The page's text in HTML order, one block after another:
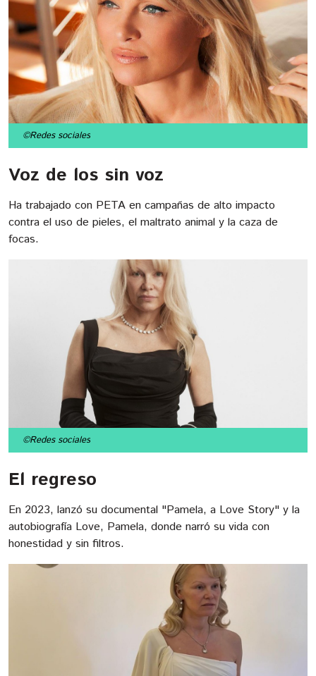
©Redes sociales
Voz de los sin voz
Ha trabajado con PETA en campañas de alto impacto
contra el uso de pieles, el maltrato animal y la caza de
focas.
©Redes sociales
El regreso
En 2023, lanzó su documental "Pamela, a Love Story" y la
autobiografía Love, Pamela, donde narró su vida con
honestidad y sin filtros.